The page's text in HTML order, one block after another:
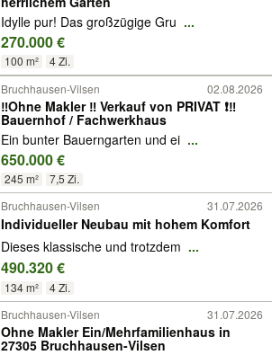
Idylle pur! Das großzügige Gru ...
270.000 €
100 m² 4 Zi.
Bruchhausen-Vilsen 02.08.2026
‼️Ohne Makler ‼️ Verkauf von PRIVAT ❗️‼️
Bauernhof / Fachwerkhaus
Ein bunter Bauerngarten und ei ...
650.000 €
245 m² 7,5 Zi.
Bruchhausen-Vilsen 31.07.2026
Individueller Neubau mit hohem Komfort
Dieses klassische und trotzdem ...
490.320 €
134 m²
4 Zi.
Bruchhausen-Vilsen
31.07.2026
Ohne Makler Ein/Mehrfamilienhaus in
27305 Bruchhausen-Vilsen